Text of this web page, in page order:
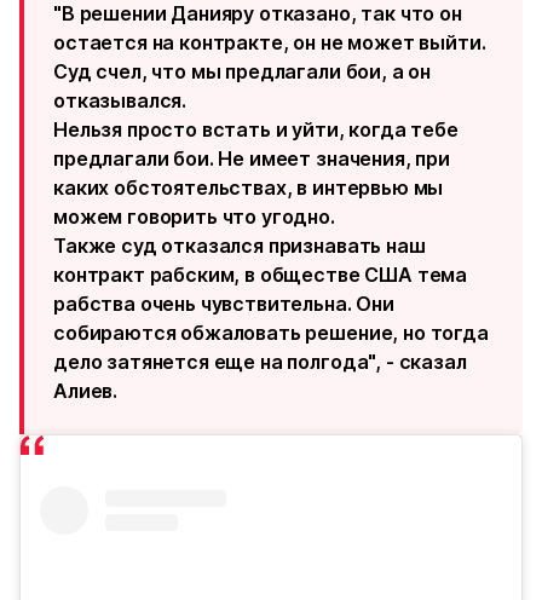
"В решении Данияру отказано, так что он
остается на контракте, он не может выйти.
Суд счел, что мы предлагали бои, а он
отказывался.
Нельзя просто встать и уйти, когда тебе
предлагали бои. Не имеет значения, при
каких обстоятельствах, в интервью мы
можем говорить что угодно.
Также суд отказался признавать наш
контракт рабским, в обществе США тема
рабства очень чувствительна. Они
собираются обжаловать решение, но тогда
дело затянется еще на полгода", - сказал
Алиев.